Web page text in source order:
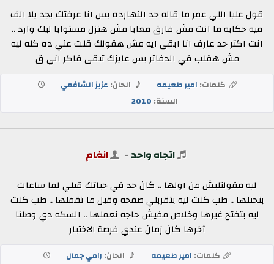
قول عليا اللي عمر ما قاله حد النهارده بس انا عرفتك بجد يلا الف
ميه حكايه ما انت مش فارق معايا مش هنزل مستوايا ليك وارد ..
انت اكتر حد عارف انا ابقى ايه مش هقولك قلت عني ده كله ليه
مش هقلب في الدفاتر بس عايزك تبقى فاكر اني ق
كلمات: امير طعيمه الحان: عزيز الشافعي
السنة: 2010
اتجاه واحد - انغام
ليه مقولتليش من اولها .. كان حد في حياتك قبلي لما ساعات
بتحنلها .. طب كنت ليه بتقربلي صفحه وقبل ما تقفلها .. طب كنت
ليه بتفتح غيرها وخلاص مفيش حاجه نعملها .. السكه دي وصلنا
آخرها كان زمان عندي فرصة الاختيار
كلمات: امير طعيمه الحان: رامي جمال